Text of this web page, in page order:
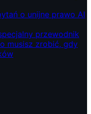
o unijne prawo AI
przewodnik
musisz zrobić, gdy